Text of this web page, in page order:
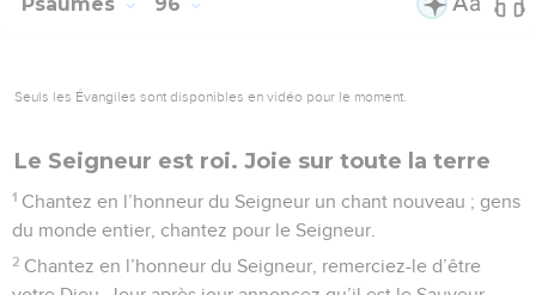
20 As-tu quelque chose de commun avec ces juges
l’innocent.
où j’ai trouvé refuge.
23 Il a fait retomber sur eux leur crime, il s’est servi de leur
propre méchanceté pour les réduire à rien, lui, le Seigneur
notre Dieu.